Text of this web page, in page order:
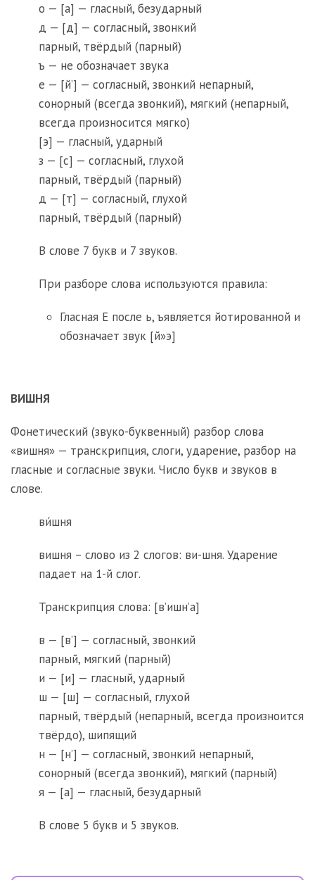
о — [а] — гласный, безударный
д — [д] — согласный, звонкий
парный, твёрдый (парный)
ъ — не обозначает звука
е — [й’] — согласный, звонкий непарный,
сонорный (всегда звонкий), мягкий (непарный,
всегда произносится мягко)
[э] — гласный, ударный
з — [с] — согласный, глухой
парный, твёрдый (парный)
д — [т] — согласный, глухой
парный, твёрдый (парный)
В слове 7 букв и 7 звуков.
При разборе слова используются правила:
Гласная Е после ь, ъявляется йотированной и
обозначает звук [й»э]
ВИШНЯ
Фонетический (звуко-буквенный) разбор слова
«вишня» — транскрипция, слоги, ударение, разбор на
гласные и согласные звуки. Число букв и звуков в
слове.
ви́шня
вишня – слово из 2 слогов: ви-шня. Ударение
падает на 1-й слог.
Транскрипция слова: [в’ишн’а]
в — [в’] — согласный, звонкий
парный, мягкий (парный)
и — [и] — гласный, ударный
ш — [ш] — согласный, глухой
парный, твёрдый (непарный, всегда произноится
твёрдо), шипящий
н — [н’] — согласный, звонкий непарный,
сонорный (всегда звонкий), мягкий (парный)
я — [а] — гласный, безударный
В слове 5 букв и 5 звуков.